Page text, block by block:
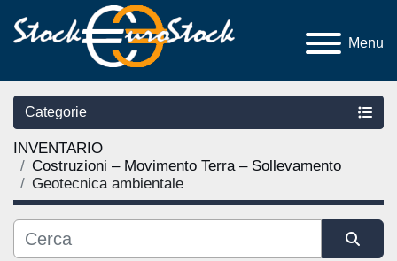
Menu
Categorie
INVENTARIO
Costruzioni – Movimento Terra – Sollevamento
Geotecnica ambientale